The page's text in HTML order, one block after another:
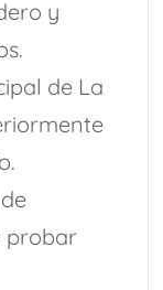
y
de La
probar